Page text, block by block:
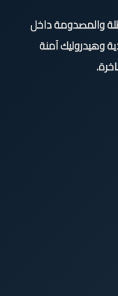
والمصدومة داخل
وهيدروليك آمنة